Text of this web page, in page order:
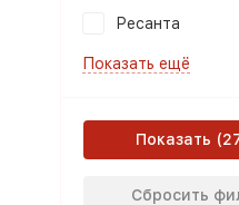
Ресанта
Показать ещё
Показать
Сбросить